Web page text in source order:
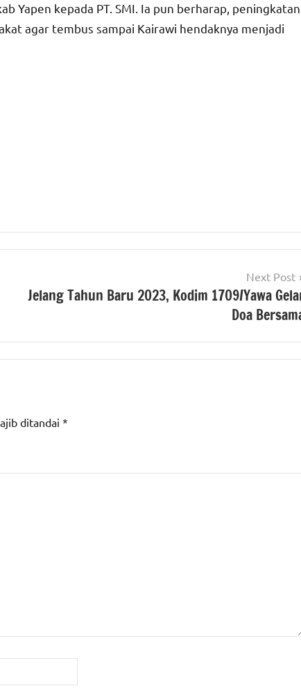
Yapen kepada PT. SMI. Ia pun berharap, peningkatan
agar tembus sampai Kairawi hendaknya menjadi
Next Post
Jelang Tahun Baru 2023, Kodim 1709/Yawa
Doa
ditandai *